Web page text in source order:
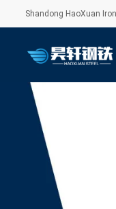
Shandong HaoXuan